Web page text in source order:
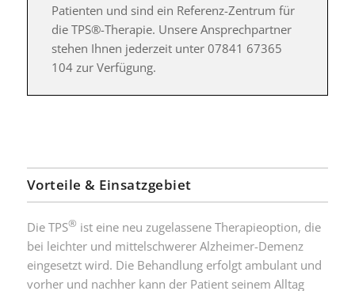
Patienten und sind ein Referenz-Zentrum für
die TPS®-Therapie. Unsere Ansprechpartner
stehen Ihnen jederzeit unter 07841 67365
104 zur Verfügung.
Vorteile & Einsatzgebiet
Die TPS® ist eine neu zugelassene Therapieoption, die
bei leichter und mittelschwerer Alzheimer-Demenz
eingesetzt wird. Die Behandlung erfolgt ambulant und
vorher und nachher kann der Patient seinem Alltag